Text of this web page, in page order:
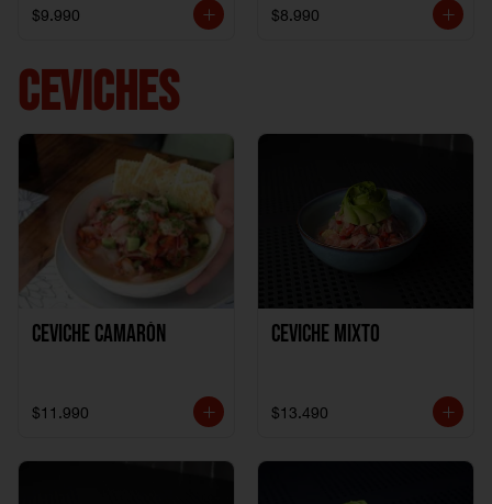
$9.990 $8.990
CEVICHES
Ceviche Camarón
$11.990
Ceviche Mixto
$13.490